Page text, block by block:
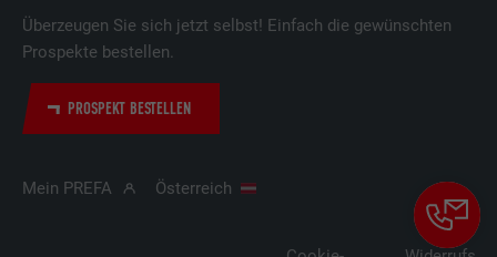
Überzeugen Sie sich jetzt selbst! Einfach die gewünschten
Prospekte bestellen.
PROSPEKT BESTELLEN
Mein PREFA Österreich